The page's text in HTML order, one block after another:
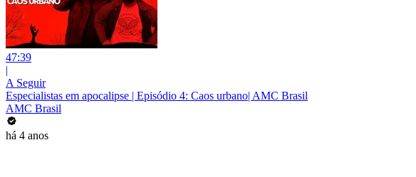
47:39
|
A Seguir
Especialistas em apocalipse | Episódio 4: Caos urbano| AMC Brasil
AMC Brasil
há 4 anos